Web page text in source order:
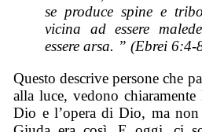
se produce spine e
vicina ad essere
essere arsa. ” (Ebrei
Questo descrive persone che
alla luce, vedono
Dio e l’opera di Dio, ma